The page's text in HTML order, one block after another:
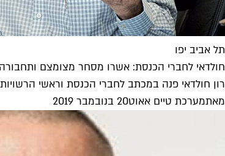
תל אביב יפו
חולדאי לחברי הכנסת: אשרו מסחר מצומצם
רון חולדאי פנה במכתב לחברי הכנסת וראשי
מאתמערכת טיים אאוט20 בנובמבר 2019